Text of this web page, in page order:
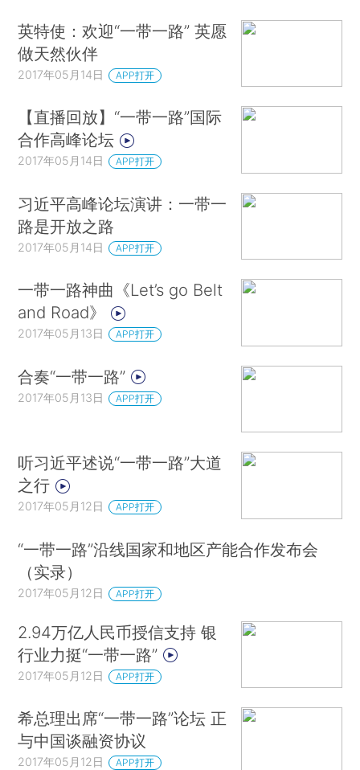
英特使：欢迎“一带一路” 英愿
做天然伙伴
2017年05月14日 APP打开
【直播回放】“一带一路”国际
合作高峰论坛
2017年05月14日 APP打开
习近平高峰论坛演讲：一带一
路是开放之路
2017年05月14日 APP打开
一带一路神曲《Let’s go Belt
and Road》
2017年05月13日 APP打开
合奏“一带一路”
2017年05月13日 APP打开
听习近平述说“一带一路”大道
之行
2017年05月12日 APP打开
“一带一路”沿线国家和地区产能合作发布会
（实录）
2017年05月12日 APP打开
2.94万亿人民币授信支持 银
行业力挺“一带一路”
2017年05月12日 APP打开
希总理出席“一带一路”论坛 正
与中国谈融资协议
2017年05月12日 APP打开